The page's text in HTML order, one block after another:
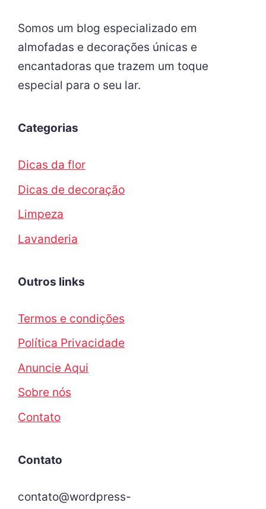
Somos um blog especializado em
almofadas e decorações únicas e
encantadoras que trazem um toque
especial para o seu lar.
Categorias
Dicas da flor
Dicas de decoração
Limpeza
Lavanderia
Outros links
Termos e condições
Política Privacidade
Anuncie Aqui
Sobre nós
Contato
Contato
contato@wordpress-